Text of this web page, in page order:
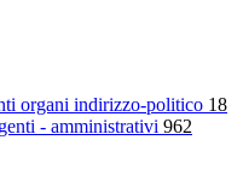
organi indirizzo-politico 18
- amministrativi 962